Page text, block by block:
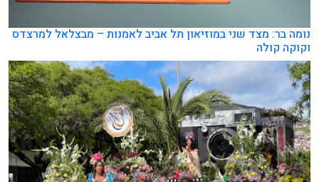
נומה בר: מצד שני במוזיאון תל אביב לאמנות – מבצלאל למרצדס
וקוקה קולה